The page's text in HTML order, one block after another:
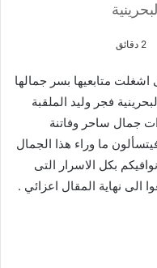
اشغلت متابعيها بسر جمالها
فجر وليد الملقبة
جمال ساحر وفاتنة
ما وراء هذا الجمال
بكل الاسرار التى
الى نهاية المقال اعزائي .